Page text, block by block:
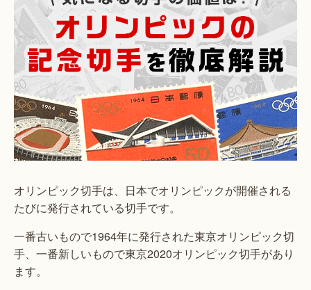
オリンピック切手は、日本でオリンピックが開催される
たびに発行されている切手です。
一番古いもので1964年に発行された東京オリンピック切
手、一番新しいもので東京2020オリンピック切手があり
ます。